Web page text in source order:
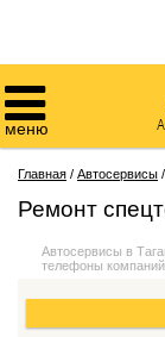

меню
Главная / Автосервисы /
Ремонт
Автосервисы в
телефоны